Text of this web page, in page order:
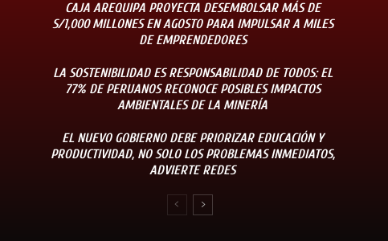
CAJA AREQUIPA PROYECTA DESEMBOLSAR MÁS DE
S/1,000 MILLONES EN AGOSTO PARA IMPULSAR A MILES
DE EMPRENDEDORES
LA SOSTENIBILIDAD ES RESPONSABILIDAD DE TODOS: EL
77% DE PERUANOS RECONOCE POSIBLES IMPACTOS
AMBIENTALES DE LA MINERÍA
EL NUEVO GOBIERNO DEBE PRIORIZAR EDUCACIÓN Y
PRODUCTIVIDAD, NO SOLO LOS PROBLEMAS INMEDIATOS,
ADVIERTE REDES